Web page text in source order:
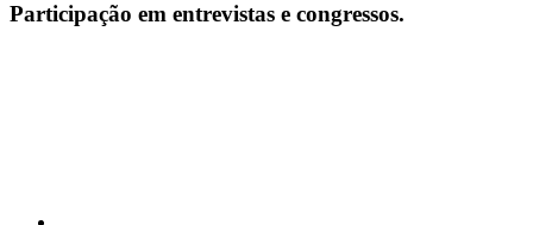
Participação em entrevistas e congressos.